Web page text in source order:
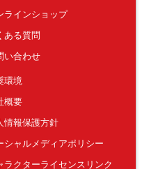
ラインショップ
ある質問
い合わせ
環境
概要
情報保護方針
シャルメディアポリシー
ラクターライセンスリンク